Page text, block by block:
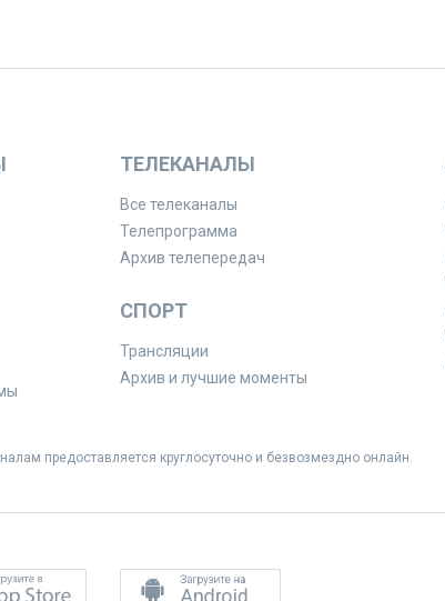
ТЕЛЕКАНАЛЫ
Все телеканалы
Телепрограмма
Архив телепередач
СПОРТ
Трансляции
Архив и лучшие моменты
предоставляется круглосуточно и безвозмездно онлайн.